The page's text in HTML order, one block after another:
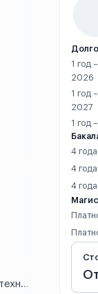
Компьютерные науки и технологии (IT)
1 год
2026
1 год
2027
1 год
4
4
4